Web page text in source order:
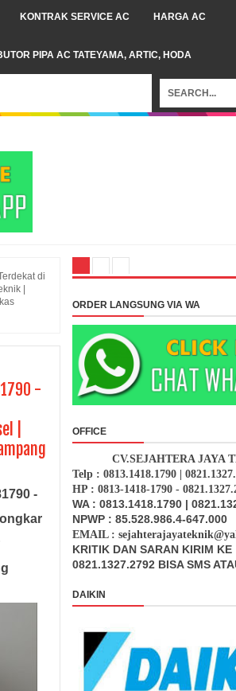
KONTRAK SERVICE AC HARGA AC
PIPA AC TATEYAMA, ARTIC, HODA
di
|
-
|
-
ORDER LANGSUNG VIA WA
OFFICE
CV.SEJAHTERA JAYA
Telp : 0813.1418.1790 |
HP : 0813-1418-1790 -
WA : 0813.1418.1790 |
NPWP : 85.528.986.4-647.000
EMAIL :
KRITIK DAN SARAN KIRIM KE
0821.1327.2792 BISA SMS
DAIKIN